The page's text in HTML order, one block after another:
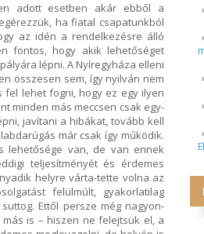
adott esetben akár ebből a
ha fiatal csapatunkból
az idén a rendelkezésre álló
fontos, hogy akik lehetőséget
lépni. A Nyíregyháza elleni
összesen sem, így nyilván nem
fel lehet fogni, hogy ez egy ilyen
minden más meccsen csak egy-
javítani a hibákat, tovább kell
már csak így működik.
lehetősége van, de van ennek
teljesítményét és érdemes
helyre várta-tette volna az
felülmúlt, gyakorlatilag
Ettől persze még nagyon-
is – hiszen ne felejtsük el, a